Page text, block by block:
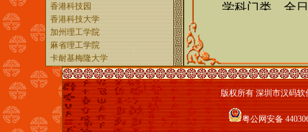
香港科技园
香港科技大学
加州理工学院
麻省理工学院
卡耐基梅隆大学
版权所有 深圳市汉码软
粤公网安备